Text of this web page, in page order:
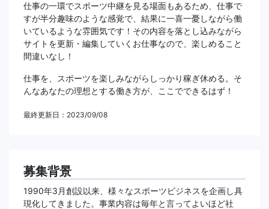
仕事の一環でスポーツ中継を見る場面もあるため、仕事で
すが半分趣味のような感覚で、結果に一喜一憂しながら働
いているような雰囲気です！その内容を落とし込みながら
サイトを更新・編集していくお仕事なので、楽しめること
間違いなし！
仕事を、スポーツを楽しみながらしっかり稼ぎ休める。そ
んなあなたの理想とする働き方が、ここでできるはず！
最終更新日：2023/09/08
募集背景
1990年3月創設以来、様々なスポーツビジネスを企画し具
現化してきました。事業内容は毎年と言ってよいほど社